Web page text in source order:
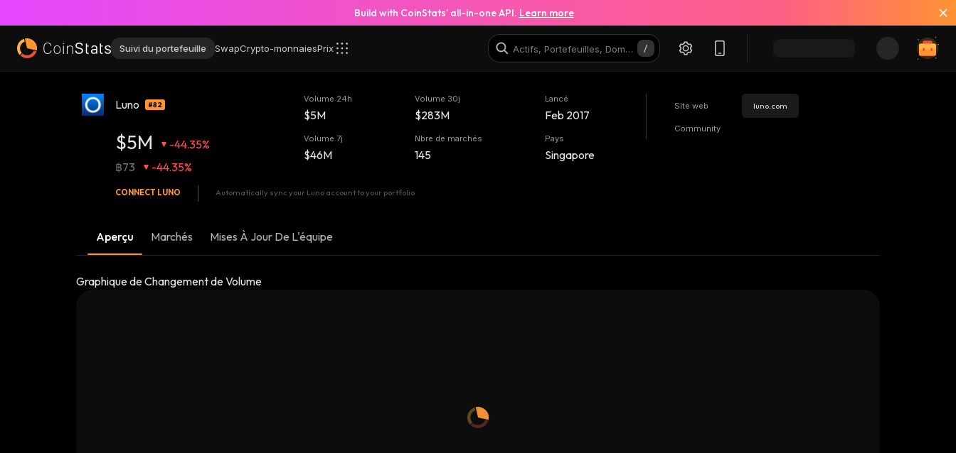
Build with CoinStats’ all-in-one API. Learn more
Suivi du portefeuille SwapCrypto-monnaiesPrix
Luno #82
$5M
-44.35%
฿73
-44.35%
Volume 24h
$5M
Volume 7j
$46M
Volume 30j
$283M
Nbre de marchés
145
Lancé
Feb 2017
Pays
Singapore
Site web luno.com
Community
CONNECT LUNO Automatically sync your Luno account to your portfolio
Aperçu Marchés Mises À Jour De L'équipe
Graphique de Changement de Volume